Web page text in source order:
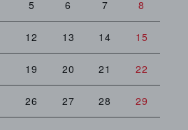
5 6 7 8
12 13 14 15
19 20 21 22
26 27 28 29